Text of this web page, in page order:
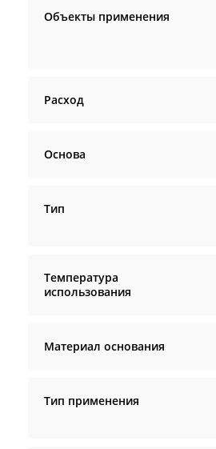
Объекты применения
Расход
Основа
Тип
Температура
использования
Материал основания
Тип применения